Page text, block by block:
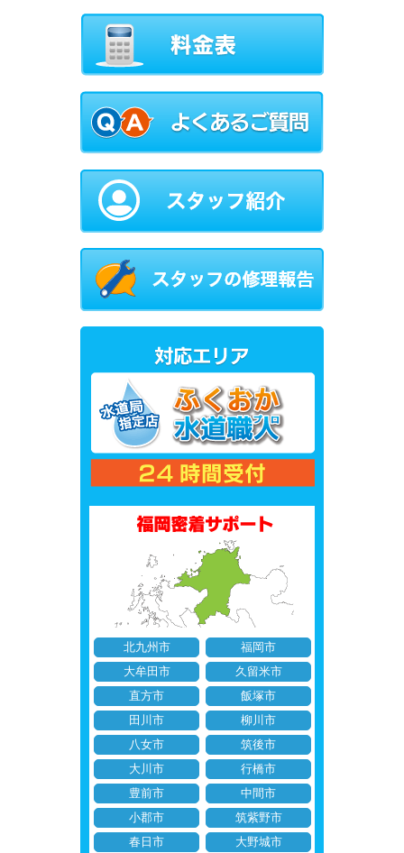
北九州市
福岡市
大牟田市
久留米市
直方市
飯塚市
田川市
柳川市
八女市
筑後市
大川市
行橋市
豊前市
中間市
小郡市
筑紫野市
春日市
大野城市